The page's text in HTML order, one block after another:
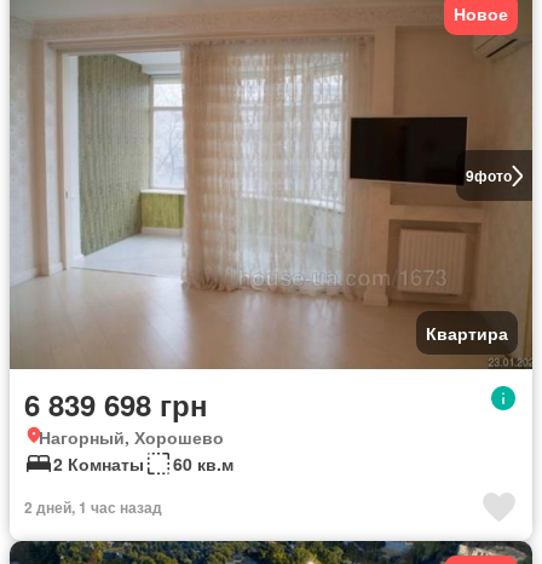
9фото
Новое
Квартира
6 839 698 грн
Нагорный, Хорошево
2 Комнаты
60 кв.м
2 дней, 1 час назад